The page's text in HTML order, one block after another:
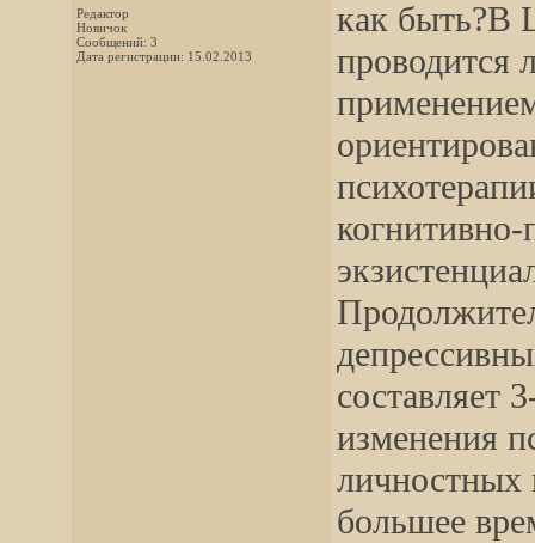
Редактор
Новичок
Сообщений: 3
Дата регистрации: 15.02.2013
как быть?В
проводится
когнитивно-
составляет
изменения
личностных
большее